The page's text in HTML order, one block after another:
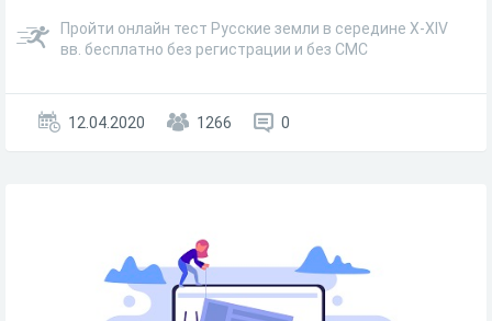
Пройти онлайн тест Русские земли в середине X-XIV
вв. бесплатно без регистрации и без СМС
12.04.2020 1266 0